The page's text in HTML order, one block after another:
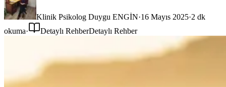
Klinik Psikolog Duygu ENGİN·16 Mayıs 2025·2 dk
okuma· Detaylı RehberDetaylı Rehber